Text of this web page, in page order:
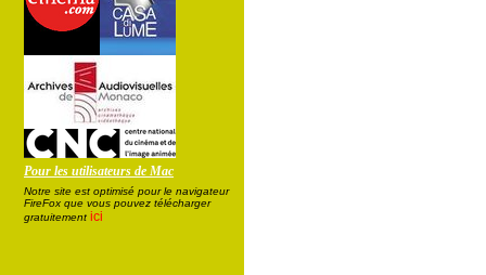
Pour les utilisateurs de Mac
Notre site est optimisé pour le navigateur
FireFox que vous pouvez télécharger
gratuitement ici